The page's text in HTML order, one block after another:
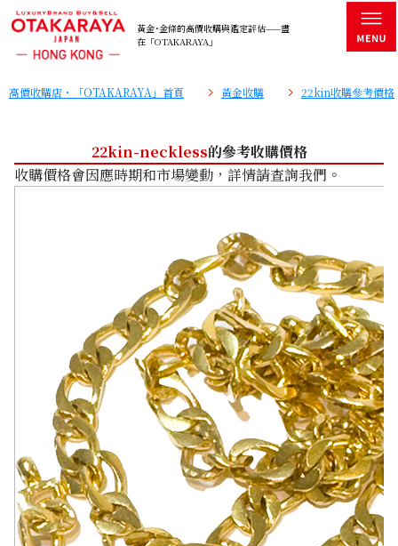
黃金･金條的高價收購與鑑定評估——盡
在「OTAKARAYA」
高價收購店・「OTAKARAYA」首頁 黃金收購 22kin收購參考價格
22kin-neckless的參考收購價格
收購價格會因應時期和市場變動，詳情請查詢我們。